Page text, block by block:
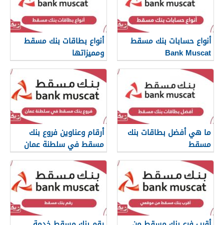
أنواع حسابات بنك مسقط
Bank Muscat
أنواع بطاقات بنك مسقط
ومميزاتها
ما هي أفضل بطاقات بنك
مسقط
أرقام وعناوين فروع بنك
مسقط في سلطنة عمان